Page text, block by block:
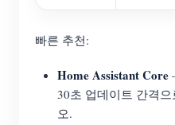
빠른 추천:
Home Assistant Core
30초 업데이트 간격
오.